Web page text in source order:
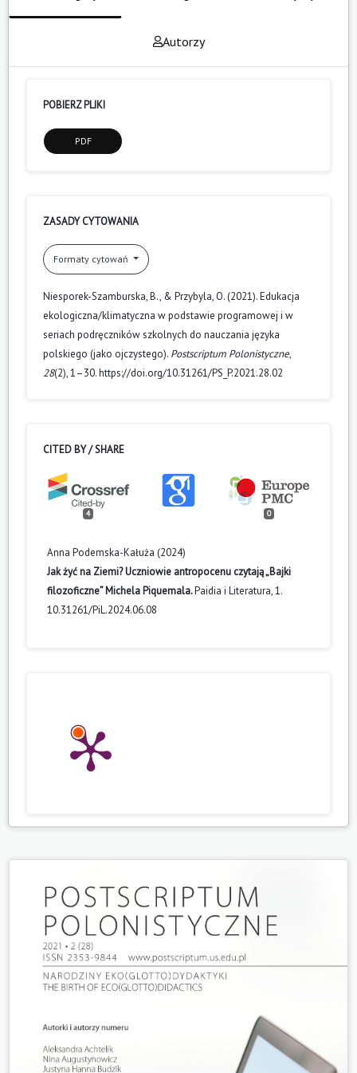
Autorzy
POBIERZ PLIKI
PDF
ZASADY CYTOWANIA
Formaty cytowań
Niesporek-Szamburska, B., & Przybyla, O. (2021). Edukacja
ekologiczna/klimatyczna w podstawie programowej i w
seriach podręczników szkolnych do nauczania języka
polskiego (jako ojczystego). Postscriptum Polonistyczne,
28(2), 1–30. https://doi.org/10.31261/PS_P.2021.28.02
CITED BY / SHARE
4 0
Anna Podemska-Kałuża (2024)
Jak żyć na Ziemi? Uczniowie antropocenu czytają „Bajki
filozoficzne” Michela Piquemala.Paidia i Literatura,1.
10.31261/PiL.2024.06.08
DEPRESSION AND ANXIETY ON SURGICAL OUTCOMES
AND QUALITY OF LIFE.
10.4274/jtss.galenos.2024.99609
КЛІМАТИЧНА ОСВІТА ЯК ФАКТОР РОЗВИТКУ
Education: Modern Discourses,155.
Agnieszka Kozłowska (2024)
Edukacja klimatyczna w podstawie programowej:
wyzerowany program Elliota Eisnera.
Yearbook of
Pedagogy,46,81.
10.14746/rp.2023.46.6